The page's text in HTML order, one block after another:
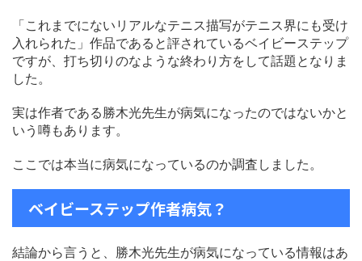
「これまでにないリアルなテニス描写がテニス界にも受け
入れられた」作品であると評されているベイビーステップ
ですが、打ち切りのなような終わり方をして話題となりま
した。
実は作者である勝木光先生が病気になったのではないかと
いう噂もあります。
ここでは本当に病気になっているのか調査しました。
ベイビーステップ作者病気？
結論から言うと、勝木光先生が病気になっている情報はあ